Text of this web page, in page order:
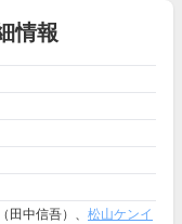
情報
（田中信吾）、 松山ケンイ